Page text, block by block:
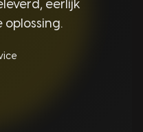
eerlijk
oplossing.